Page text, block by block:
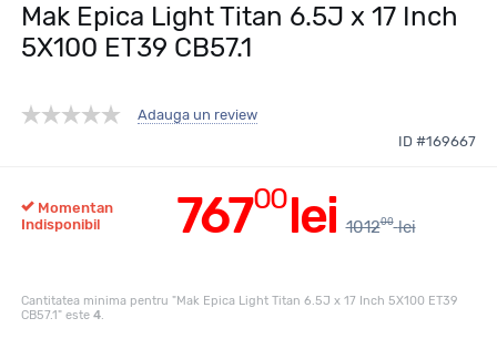
Mak Epica Light Titan 6.5J x 17 Inch
5X100 ET39 CB57.1
Adauga un review
ID #169667
76700lei 101200 lei
Momentan
Indisponibil
Cantitatea minima pentru "Mak Epica Light Titan 6.5J x 17 Inch 5X100 ET39
CB57.1" este 4.